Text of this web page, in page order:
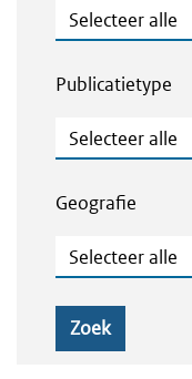
Thema's en Dossiers
Publicatietype
Publicatietype
Geografie
Geografie
Zoek